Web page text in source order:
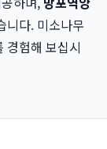
니다. 미소나무
경험해 보십시